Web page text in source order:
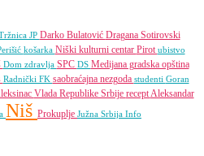
JP Darko Bulatović Dragana Sotirovski
košarka Niški kulturni centar Pirotubistvo
Dom zdravlja SPC DS Medijana gradska opština
Radnički FK saobraćajna nezgoda studenti Goran
Vlada Republike Srbije receptAleksandar
Niš Prokuplje Južna Srbija Info